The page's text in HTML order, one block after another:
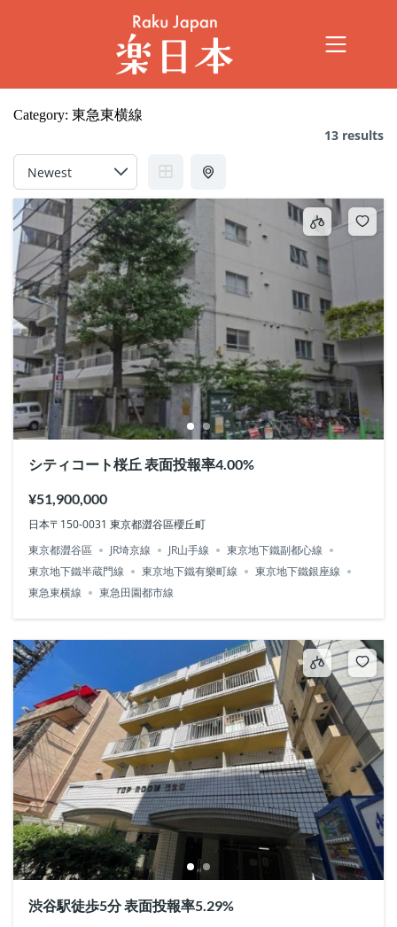
Category: 東急東横線
13 results
シティコート桜丘 表面投報率4.00%
¥51,900,000
日本〒150-0031 東京都澀谷區櫻丘町
東京都澀谷區
JR埼京線 JR山手線
東京地下鐵副都心線
東京地下鐵半蔵門線
東京地下鐵有樂町線
東京地下鐵銀座線
東急東横線
東急田園都市線
渋谷駅徒歩5分 表面投報率5.29%